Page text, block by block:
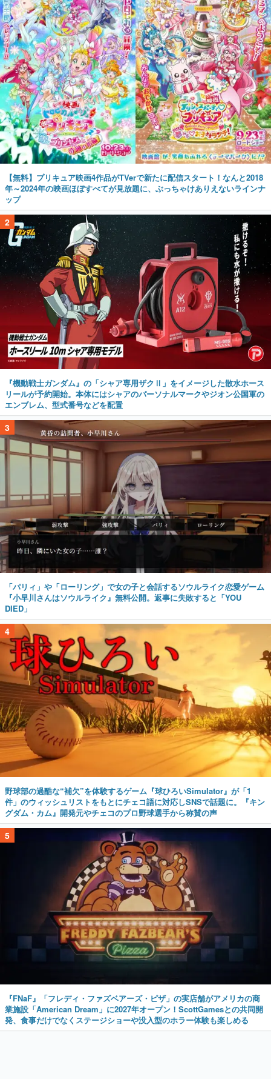
【無料】プリキュア映画4作品がTVerで新たに配信スタート！なんと2018
年～2024年の映画ほぼすべてが見放題に、ぶっちゃけありえないラインナ
ップ
2
『機動戦士ガンダム』の「シャア専用ザクⅡ」をイメージした散水ホース
リールが予約開始。本体にはシャアのパーソナルマークやジオン公国軍の
エンブレム、型式番号などを配置
3
「パリィ」や「ローリング」で女の子と会話するソウルライク恋愛ゲーム
『小早川さんはソウルライク』無料公開。返事に失敗すると「YOU
DIED」
4
野球部の過酷な“補欠”を体験するゲーム『球ひろいSimulator』が「1
件」のウィッシュリストをもとにチェコ語に対応しSNSで話題に。『キン
グダム・カム』開発元やチェコのプロ野球選手から称賛の声
5
『FNaF』「フレディ・ファズベアーズ・ピザ」の実店舗がアメリカの商
業施設「American Dream」に2027年オープン！ScottGamesとの共同開
発、食事だけでなくステージショーや没入型のホラー体験も楽しめる